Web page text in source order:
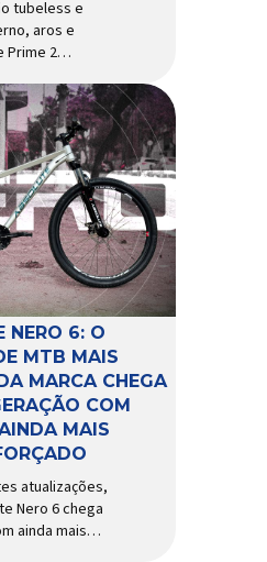
tubeless e
aros e
Prime 2
No
há alguns
as rodas
chegaram
para pilotos
e trail em
e
competitivo.
[…]
NERO 6: O
MTB MAIS
MARCA CHEGA
COM
MAIS
atualizações,
Nero 6 chega
ainda mais